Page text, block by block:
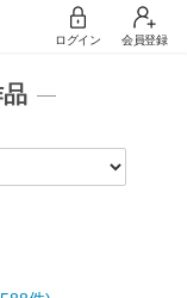
ログイン 会員登録